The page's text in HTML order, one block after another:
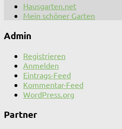
Hausgarten.net
Mein schöner Garten
Admin
Registrieren
Anmelden
Eintrags-Feed
Kommentar-Feed
WordPress.org
Partner